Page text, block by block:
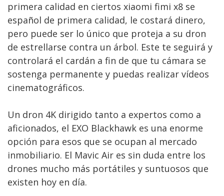
primera calidad en ciertos xiaomi fimi x8 se
español de primera calidad, le costará dinero,
pero puede ser lo único que proteja a su dron
de estrellarse contra un árbol. Este te seguirá y
controlará el cardán a fin de que tu cámara se
sostenga permanente y puedas realizar vídeos
cinematográficos.
Un dron 4K dirigido tanto a expertos como a
aficionados, el EXO Blackhawk es una enorme
opción para esos que se ocupan al mercado
inmobiliario. El Mavic Air es sin duda entre los
drones mucho más portátiles y suntuosos que
existen hoy en día.